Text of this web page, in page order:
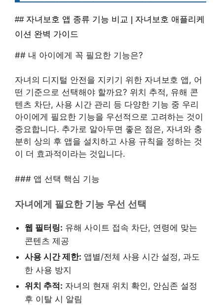
## 자녀보호 앱 종류 기능 비교 | 자녀보호 애플리케
이션 완벽 가이드
## 내 아이에게 꼭 필요한 기능은?
자녀의 디지털 안전을 지키기 위한 자녀보호 앱, 어
떤 기준으로 선택해야 할까요? 위치 추적, 유해 콘
텐츠 차단, 사용 시간 관리 등 다양한 기능 중 우리
아이에게 필요한 기능을 우선적으로 고려하는 것이
중요합니다. 추가로 알아두면 좋은 점은, 자녀와 충
분히 상의 후 앱을 설치하고 사용 규칙을 정하는 것
이 더 효과적이라는 것입니다.
### 앱 선택 핵심 기능
자녀에게 필요한 기능 우선 선택
웹 필터링: 유해 사이트 접속 차단, 연령에 맞는
콘텐츠 제공
사용 시간 제한: 앱별/전체 사용 시간 설정, 과도
한 사용 방지
위치 추적: 자녀의 현재 위치 확인, 안심존 설정
후 이탈 시 알림